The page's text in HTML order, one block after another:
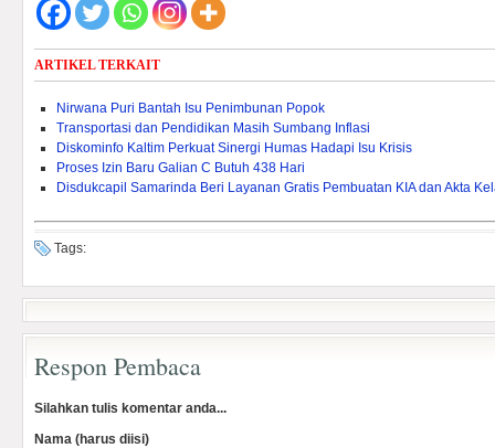
ARTIKEL TERKAIT
Nirwana Puri Bantah Isu Penimbunan Popok
Transportasi dan Pendidikan Masih Sumbang Inflasi
Diskominfo Kaltim Perkuat Sinergi Humas Hadapi Isu Krisis
Proses Izin Baru Galian C Butuh 438 Hari
Disdukcapil Samarinda Beri Layanan Gratis Pembuatan KIA dan Akta
Tags:
Respon Pembaca
Silahkan tulis komentar anda...
Nama (harus diisi)